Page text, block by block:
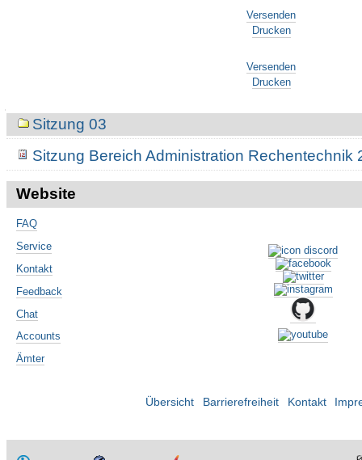
Versenden
Drucken
Versenden
Drucken
NavigationSitzung 03
Sitzung Bereich Administration Rechentechnik
Website
FAQ
Service
Kontakt
Feedback
Chat
Accounts
Ämter
Übersicht Barrierefreiheit Kontakt